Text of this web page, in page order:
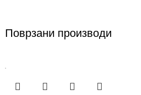
Поврзани производи